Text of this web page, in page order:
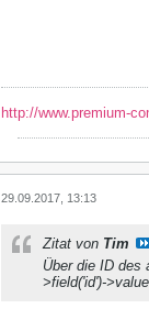
http://www.premium-
29.09.2017, 13:13
Zitat von Tim
Über die ID des
>field('id')-